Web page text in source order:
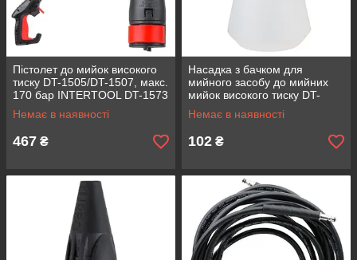
Пістолет до мийок високого
тиску DT-1505/DT-1507, макс.
170 бар INTERTOOL DT-1573
Немає в наявності
467 ₴
Насадка з бачком для
мийного засобу до мийних
мийок високого тиску DT-
1505, DT-1507 INTERTOOL
DT-1574
Немає в наявності
102 ₴